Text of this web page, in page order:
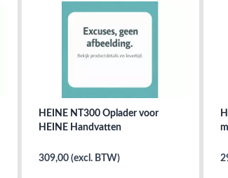
HEINE NT300 Oplader voor
HEINE Handvatten
309,00 (excl. BTW)